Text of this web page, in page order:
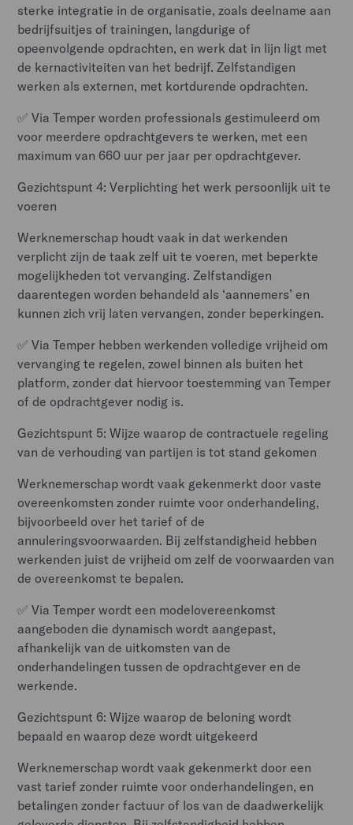
sterke integratie in de organisatie, zoals deelname aan
bedrijfsuitjes of trainingen, langdurige of
opeenvolgende opdrachten, en werk dat in lijn ligt met
de kernactiviteiten van het bedrijf. Zelfstandigen
werken als externen, met kortdurende opdrachten.
✅ Via Temper worden professionals gestimuleerd om
voor meerdere opdrachtgevers te werken, met een
maximum van 660 uur per jaar per opdrachtgever.
Gezichtspunt 4: Verplichting het werk persoonlijk uit te
voeren
Werknemerschap houdt vaak in dat werkenden
verplicht zijn de taak zelf uit te voeren, met beperkte
mogelijkheden tot vervanging. Zelfstandigen
daarentegen worden behandeld als ‘aannemers’ en
kunnen zich vrij laten vervangen, zonder beperkingen.
✅ Via Temper hebben werkenden volledige vrijheid om
vervanging te regelen, zowel binnen als buiten het
platform, zonder dat hiervoor toestemming van Temper
of de opdrachtgever nodig is.
Gezichtspunt 5: Wijze waarop de contractuele regeling
van de verhouding van partijen is tot stand gekomen
Werknemerschap wordt vaak gekenmerkt door vaste
overeenkomsten zonder ruimte voor onderhandeling,
bijvoorbeeld over het tarief of de
annuleringsvoorwaarden. Bij zelfstandigheid hebben
werkenden juist de vrijheid om zelf de voorwaarden van
de overeenkomst te bepalen.
✅ Via Temper wordt een modelovereenkomst
aangeboden die dynamisch wordt aangepast,
afhankelijk van de uitkomsten van de
onderhandelingen tussen de opdrachtgever en de
werkende.
Gezichtspunt 6: Wijze waarop de beloning wordt
bepaald en waarop deze wordt uitgekeerd
Werknemerschap wordt vaak gekenmerkt door een
vast tarief zonder ruimte voor onderhandelingen, en
betalingen zonder factuur of los van de daadwerkelijk